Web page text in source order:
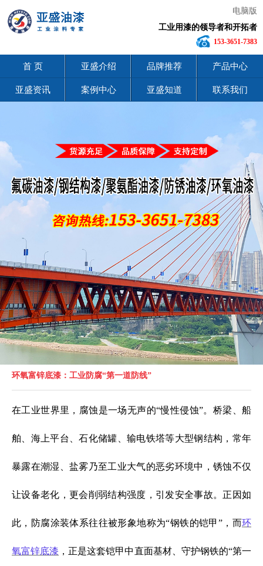
电脑版
工业用漆的领导者和开拓者
153-3651-7383
首 页 亚盛介绍 品牌推荐 产品中心
亚盛资讯 案例中心 亚盛知道 联系我们
环氧富锌底漆：工业防腐“第一道防线”
在工业世界里，腐蚀是一场无声的“慢性侵蚀”。桥梁、船
舶、海上平台、石化储罐、输电铁塔等大型钢结构，常年
暴露在潮湿、盐雾乃至工业大气的恶劣环境中，锈蚀不仅
让设备老化，更会削弱结构强度，引发安全事故。正因如
此，防腐涂装体系往往被形象地称为“钢铁的铠甲”，而环
氧富锌底漆 ，正是这套铠甲中直面基材、守护钢铁的“第一